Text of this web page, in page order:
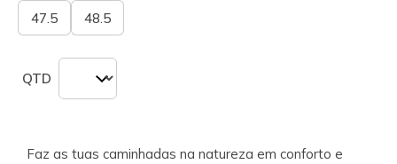
47.5 48.5
QTD
Faz as tuas caminhadas na natureza em conforto e